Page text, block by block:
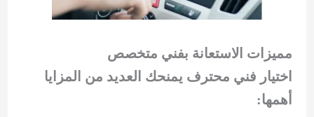
مميزات الاستعانة بفني متخصص
اختيار فني محترف يمنحك العديد من المزايا
أهمها: